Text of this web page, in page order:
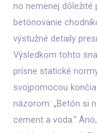
no nemenej dôležité
betónovanie
výstužné detaily
Výsledkom tohto
prísne statické
svojpomocou
názorom: „Betón si
cement a voda.“